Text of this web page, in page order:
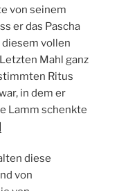
von seinem
er das Pascha
vollen
Mahl ganz
Ritus
in dem er
Lamm schenkte
diese
von